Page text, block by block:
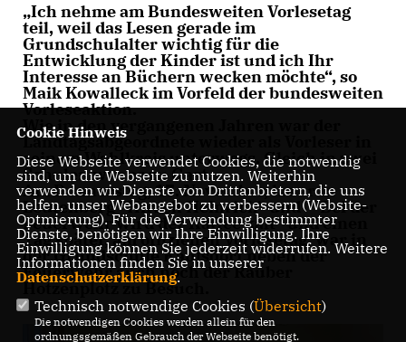
Ich nehme am Bundesweiten Vorlesetag
teil, weil das Lesen gerade im
Grundschulalter wichtig für die
Entwicklung der Kinder ist und ich Ihr
Interesse an Büchern wecken möchte“, so
Maik Kowalleck im Vorfeld der bundesweiten
Vorleseaktion.
Wie in den vergangenen Jahren war der
Landtagsabgeordnete wieder als Vorleser in
seinem Wahlkreis unterwegs. Gleich in zwei
Schulen war er zu Gast.
Am Donnerstag, 17. November, las er in
Leutenberg "Hirsch Heinrich" und " Bei der
Feuerwehr wird der Kaffee kalt" und einen
Tag später, am offiziellen Vorlesetag, war in
der Grundschule Kaulsdorf neben der
Feuerwehr auch noch der Räuber
Hotzenplotz zu Besuch.
Cookie Hinweis
Diese Webseite verwendet Cookies, die notwendig
sind, um die Webseite zu nutzen. Weiterhin
verwenden wir Dienste von Drittanbietern, die uns
helfen, unser Webangebot zu verbessern (Website-
Optmierung). Für die Verwendung bestimmter
Dienste, benötigen wir Ihre Einwilligung. Ihre
Einwilligung können Sie jederzeit widerrufen. Weitere
Informationen finden Sie in unserer
Datenschutzerklärung.
Technisch notwendige Cookies (Übersicht)
Die notwendigen Cookies werden allein für den
ordnungsgemäßen Gebrauch der Webseite benötigt.